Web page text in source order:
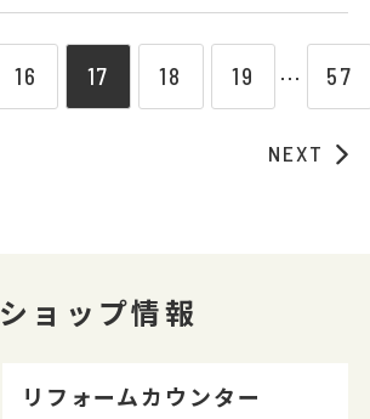
16 17 18 19 ⋯ 57
NEXT
ショップ情報
リフォームカウンター